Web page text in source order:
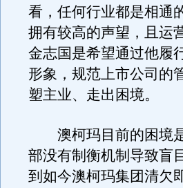
看，任何行业都是相通
拥有较高的声望，且运
金志国是希望通过他履
形象，规范上市公司的
塑主业、走出困境。
澳柯玛目前的困境是
部没有制衡机制导致盲
到如今澳柯玛集团清欠